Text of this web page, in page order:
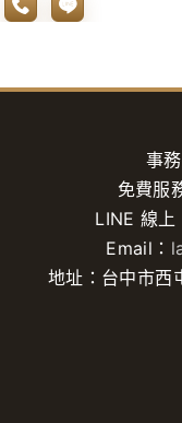
事
免費服
LINE 線上
Email：
地址：台中市西